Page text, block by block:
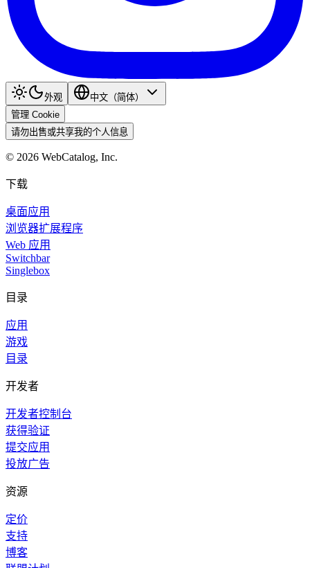
外观
中文（简体）
管理 Cookie
请勿出售或共享我的个人信息
© 2026 WebCatalog, Inc.
下载
桌面应用
浏览器扩展程序
Web 应用
Switchbar
Singlebox
目录
应用
游戏
目录
开发者
开发者控制台
获得验证
提交应用
投放广告
资源
定价
支持
博客